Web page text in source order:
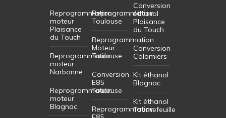
Reprogrammation
moteur
Plaisance
du Touch
Reprogrammation
moteur
Narbonne
Reprogrammation
moteur
Blagnac
Reprogrammation
Toulouse
Reprogrammation
Moteur
Toulouse
Conversion
E85
Toulouse
Reprogrammation
Conversion
éthanol
Plaisance
du Touch
Conversion
Colomiers
Kit éthanol
Blagnac
Kit éthanol
Tournefeuille